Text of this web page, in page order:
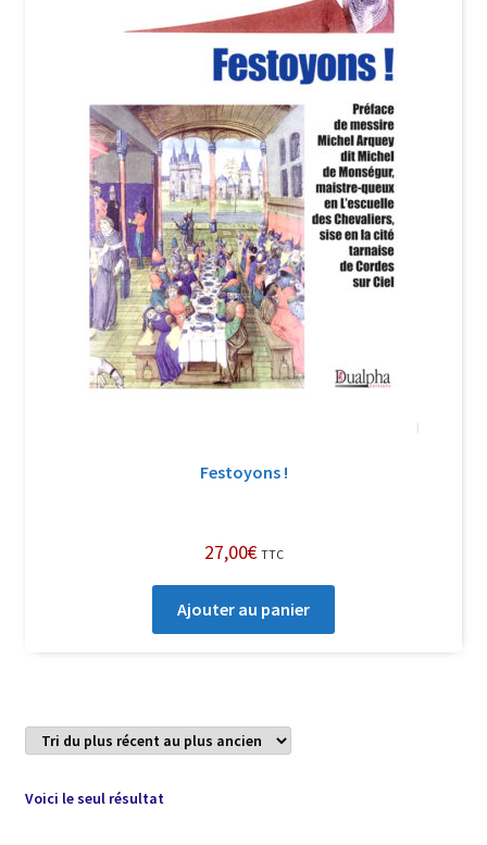
Login Customizer
Nous Contacter
Politique de confidentialité et cookies
Qui sommes-nous ?
Soutien à Philippe Randa
Suivi de la Commande
Festoyons !
27,00€ TTC
Ajouter au panier
Voici le seul résultat